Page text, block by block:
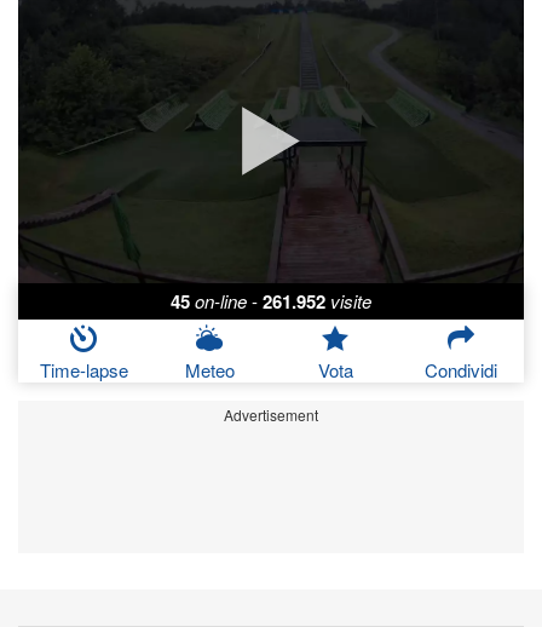
45on-line-261.952 visite
Time-lapse Meteo Vota Condividi
Advertisement